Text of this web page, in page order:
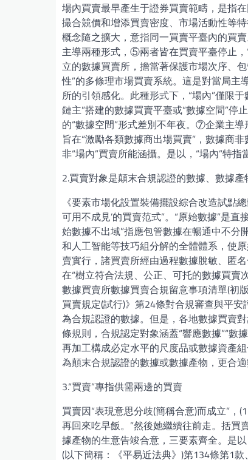
場內買賣最早產生于證券買賣範疇，是指
撮合競價和增添買賣密度、市場活動性等
概念隨之擴大，意指同一買賣平臺內的買
主導兩種形式，⑤兩者皆在買賣平臺停止
立的數據買賣所，擔當著保護市場次序、
性”的多條理市場買賣系統。這是對當局
所的引領感化。此種形式下，“場內”僅限
鏈主”搭建的數據買賣平臺或“數據空間”停
的“數據空間”形式差別不年夜。⑦企業主
旨在“激勵各類數據商出場買賣”，數據商
非“場內”買賣所能涵攝。是以，“場內”特
2.買賣對象是顛末合規認證的數據、數據產
《要素市場化設置裝備擺設綜合改造試點
可用不成見’的買賣范式”。“原始數據”是
始數據不出域”指應包管數據在暢通中不分
和人工智能等技巧組分解的全體體系，使
賣實行，諸買賣所經由過程數據脫敏、匿
在“樹立符合法規、公正、可托的數據買賣
數據買賣所數據買賣合規留意事項清單(初
買賣規定(試行)》第24條對合規審查與平
為合規認證的數據。但是，各地數據買賣
條規則，合規認定對象涵蓋“響應數據”“數
再加工構成必定水平的尺度品或數據資產
為顛末合規認證的數據或數據產物，更合適
3.“買賣”專指供需兩邊的買賣
買賣因“表現意思分歧(簡稱合意)而成立”，
再回來吃早飯。”然後她繼續往前走。括
據產物的生意告竣合意，三要素齊全。是
(以下簡稱：《平易近法典》)第134條第1